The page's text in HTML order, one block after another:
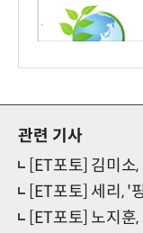
관련 기사
[ET포토] 김미
[ET포토] 세리, '
[ET포토] 노지훈